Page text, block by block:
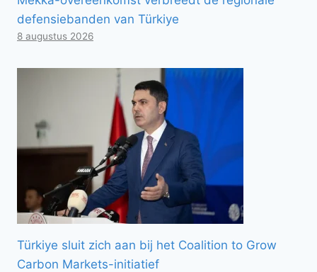
defensiebanden van Türkiye
8 augustus 2026
Türkiye sluit zich aan bij het Coalition to Grow
Carbon Markets-initiatief